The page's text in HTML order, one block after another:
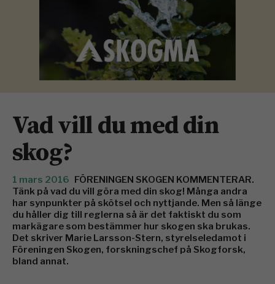
Vad vill du med din
skog?
1 mars 2016 FÖRENINGEN SKOGEN KOMMENTERAR.
Tänk på vad du vill göra med din skog! Många andra
har synpunkter på skötsel och nyttjande. Men så länge
du håller dig till reglerna så är det faktiskt du som
markägare som bestämmer hur skogen ska brukas.
Det skriver Marie Larsson-Stern, styrelseledamot i
Föreningen Skogen, forskningschef på Skogforsk,
bland annat.